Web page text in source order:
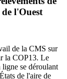
l'Ouest
de la CMS sur
la COP13. Le
ligne se déroulant
de l'aire de